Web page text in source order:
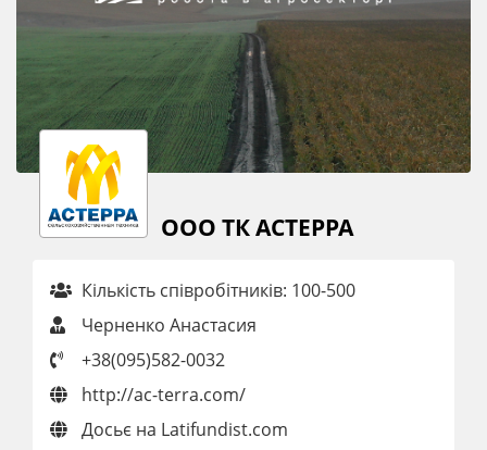
ООО ТК АСТЕРРА
Кількість співробітників: 100-500
Черненко Анастасия
+38(095)582-0032
http://ac-terra.com/
Досьє на Latifundist.com